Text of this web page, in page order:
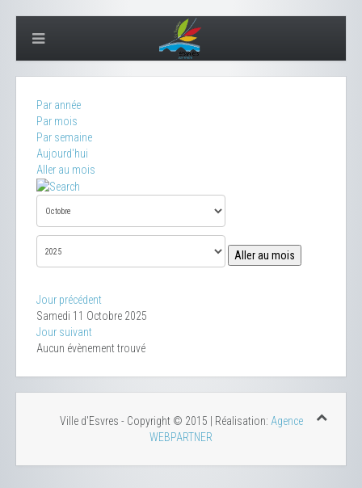
Par année
Par mois
Par semaine
Aujourd'hui
Aller au mois
Aller au mois
Jour précédent
Samedi 11 Octobre 2025
Jour suivant
Aucun évènement trouvé
Ville d'Esvres - Copyright © 2015 | Réalisation: Agence
WEBPARTNER